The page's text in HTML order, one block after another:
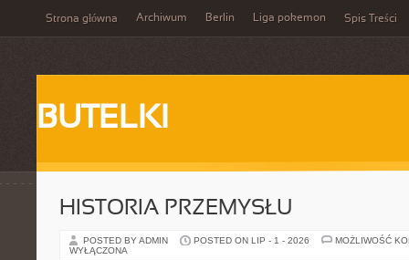
Strona główna Archiwum Berlin Liga pokemon Spis Treści
BUTELKI
HISTORIA PRZEMYSŁU
POSTED BY ADMIN POSTED ON LIP - 1 - 2026
MOŻLIWOŚĆ
WYŁĄCZONA